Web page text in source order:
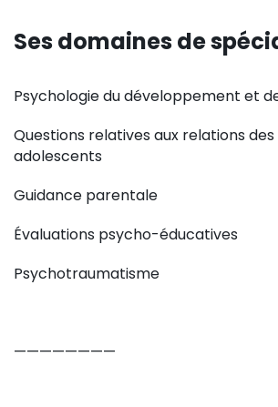
Ses domaines de
Psychologie du développement et
Questions relatives aux relations
adolescents
Guidance parentale
Évaluations psycho-éducatives
Psychotraumatisme
————————